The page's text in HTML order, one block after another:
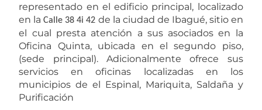
representado en el edificio principal, localizado
en laCalle 38 4i 42 de la ciudad de Ibagué, sitio en
el cual presta atención a sus asociados en la
Oficina Quinta, ubicada en el segundo piso,
(sede principal). Adicionalmente ofrece sus
servicios en oficinas localizadas en los
municipios de el Espinal, Mariquita, Saldaña y
Purificación